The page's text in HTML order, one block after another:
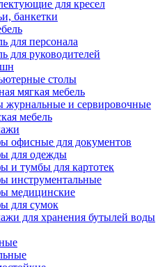
для кресел
банкетки
для персонала
для руководителей
столы
мягкая мебель
журнальные и сервировочные
мебель
офисные для документов
для одежды
и тумбы для картотек
инструментальные
медицинские
для сумок
для хранения бутылей воды